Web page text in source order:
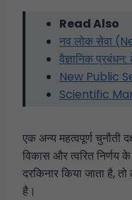
Read Also
नव लोक सेवा
वैज्ञानिक
New Public
Scientific
एक अन्य महत्वपूर्ण चुनौती
विकास और त्वरित निर्णय
दरकिनार किया जाता है,
है।